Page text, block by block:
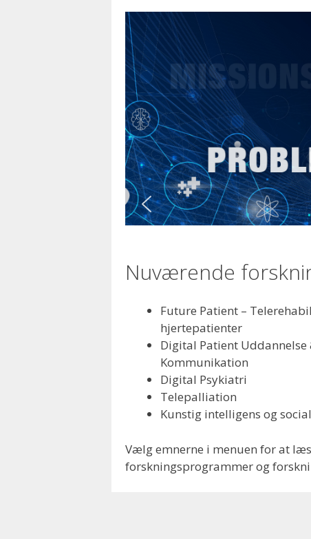
Nuværende
Future Patient –
hjertepatienter
Digital Patient Uddannelse
Kommunikation
Digital Psykiatri
Telepalliation
Kunstig intelligens og
Vælg emnerne i menuen for at
forskningsprogrammer og